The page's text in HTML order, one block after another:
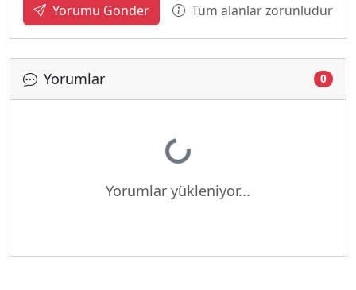
Yorumu Gönder Tüm alanlar zorunludur
Yorumlar 0
Yükleniyor...
Yorumlar yükleniyor...